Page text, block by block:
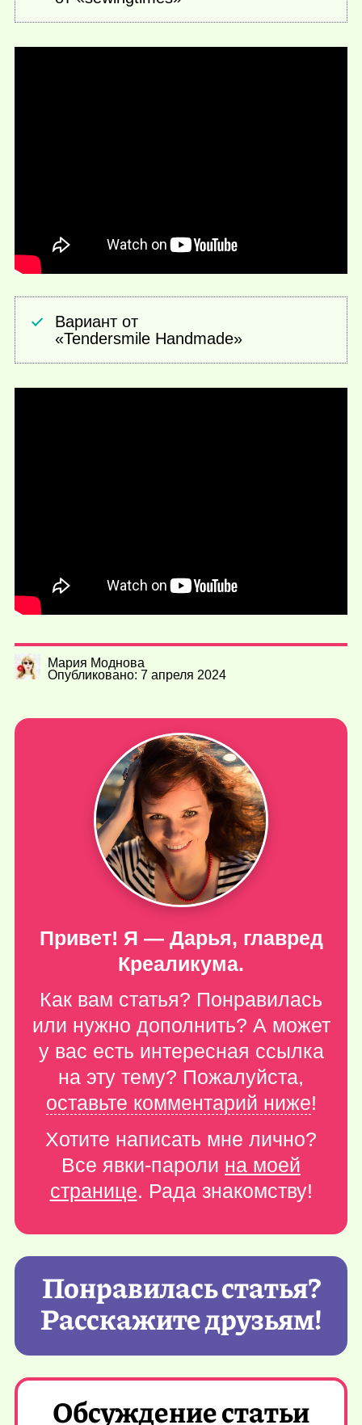
Вариант от
«Tendersmile Handmade»
Мария Моднова
Опубликовано: 7 апреля 2024
Привет! Я — Дарья, главред
Креаликума.
Как вам статья? Понравилась
или нужно дополнить? А может
у вас есть интересная ссылка
на эту тему? Пожалуйста,
оставьте комментарий ниже!
Хотите написать мне лично?
Все явки-пароли на моей
странице. Рада знакомству!
Понравилась статья?
Расскажите друзьям!
Обсуждение статьи